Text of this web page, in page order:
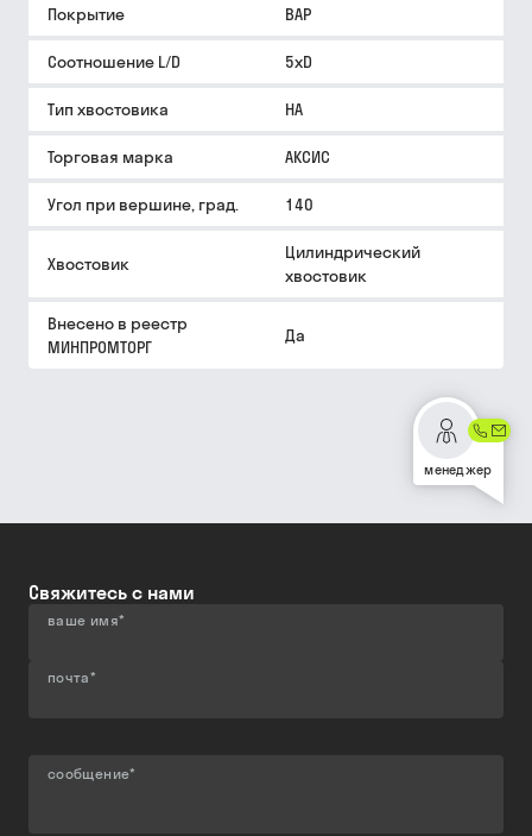
Покрытие BAP
Соотношение L/D 5xD
Тип хвостовика HA
Торговая марка АКСИС
Угол при вершине, град. 140
Хвостовик
Цилиндрический
хвостовик
Внесено в реестр
МИНПРОМТОРГ
Да
менеджер
Свяжитесь с нами
ваше имя*
почта*
сообщение*